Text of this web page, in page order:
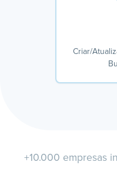
Criar/
+10.000 empresas